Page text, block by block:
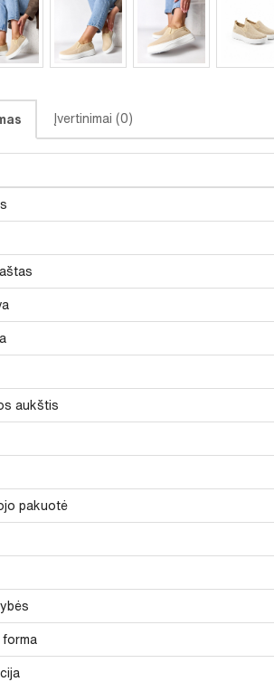
Įvertinimai (0)
aukštis
pakuotė
forma